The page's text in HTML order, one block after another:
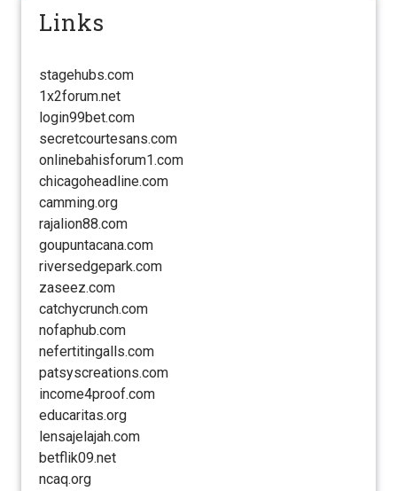
Links
stagehubs.com
1x2forum.net
login99bet.com
secretcourtesans.com
onlinebahisforum1.com
chicagoheadline.com
camming.org
rajalion88.com
goupuntacana.com
riversedgepark.com
zaseez.com
catchycrunch.com
nofaphub.com
nefertitingalls.com
patsyscreations.com
income4proof.com
educaritas.org
lensajelajah.com
betflik09.net
ncaq.org